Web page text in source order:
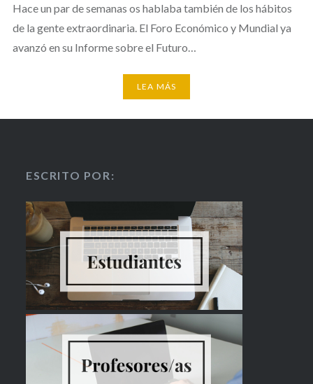
Hace un par de semanas os hablaba también de los hábitos
de la gente extraordinaria. El Foro Económico y Mundial ya
avanzó en su Informe sobre el Futuro…
LEA MÁS
ESCRITO POR: